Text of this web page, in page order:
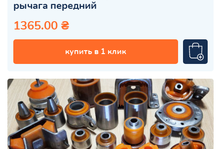
рычага передний
1365.00 ₴
купить в 1 клик